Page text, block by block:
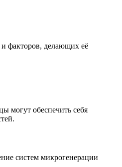
и факторов, делающих её
могут обеспечить себя
систем микрогенерации